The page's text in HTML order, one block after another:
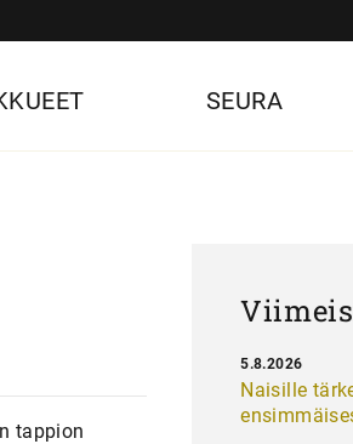
SEURA
tappion
Naisille
5.8.2026